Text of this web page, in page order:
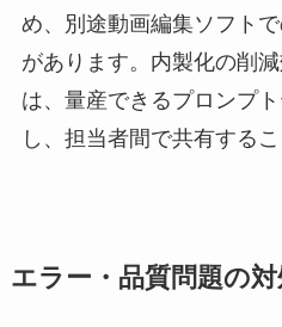
め、別途動画編集ソフト
があります。内製化の削
は、量産できるプロンプ
し、担当者間で共有する
エラー・品質問題の対